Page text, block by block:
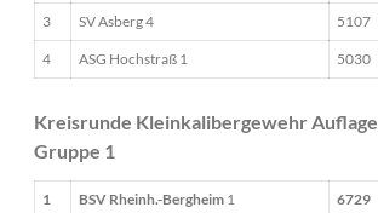
3 SV Asberg 4 5107
4 ASG Hochstraß 1 5030
Kreisrunde Kleinkalibergewehr Auflage
Gruppe 1
1 BSV Rheinh.-Bergheim 1 6729